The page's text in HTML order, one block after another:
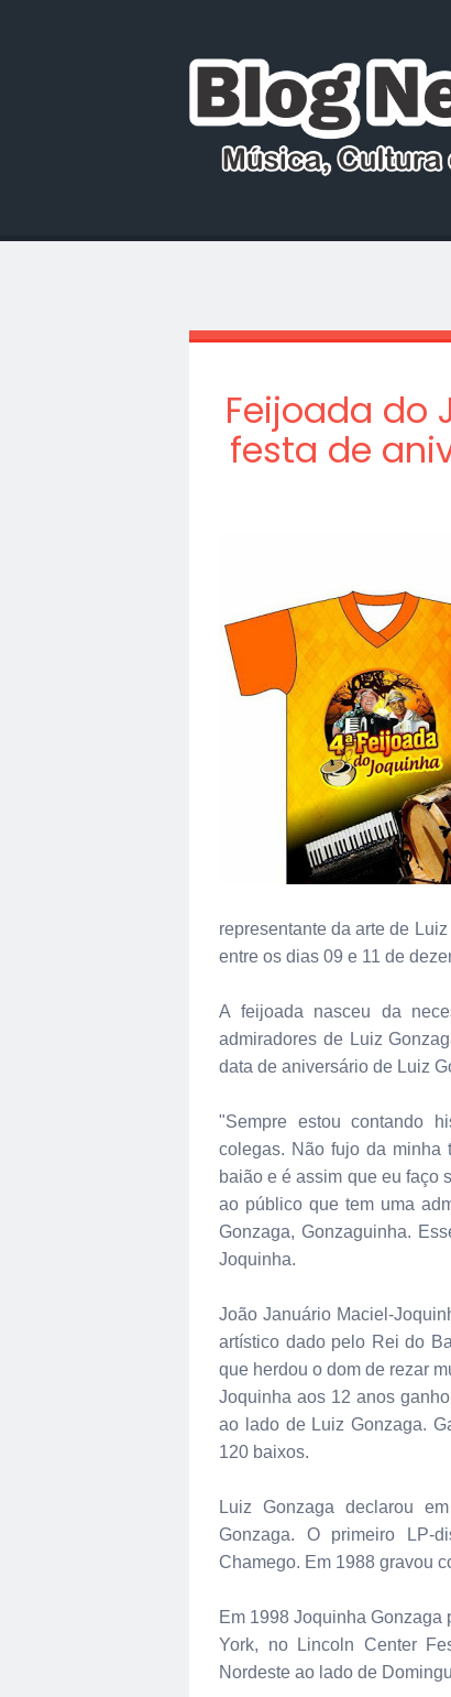
Feijoada do
festa de
representante da arte de
entre os dias 09 e 11 de
A feijoada nasceu da
admiradores de Luiz
data de aniversário de Luiz
"Sempre estou contando
colegas. Não fujo da minha
baião e é assim que eu faço
ao público que tem uma
Gonzaga, Gonzaguinha.
Joquinha.
João Januário Maciel-
artístico dado pelo Rei do
que herdou o dom de rezar
Joquinha aos 12 anos
ao lado de Luiz Gonzaga.
120 baixos.
Luiz Gonzaga declarou
Gonzaga. O primeiro LP-
Chamego. Em 1988 gravou
Em 1998 Joquinha Gonzaga
York, no Lincoln Center
Nordeste ao lado de